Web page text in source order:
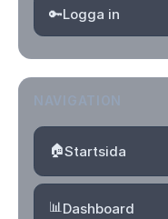
🔑Logga in
🏠Startsida
📊Dashboard